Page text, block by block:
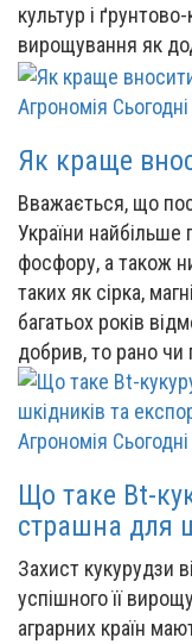
культур і
вирощування як
Агрономія Сьогодні
Як краще
Вважається, що
України найбільше
фосфору, а також
таких як сірка,
багатьох років
добрив, то рано чи
Агрономія Сьогодні
Що таке Bt-
страшна для
Захист кукурудзи
успішного її
аграрних країн